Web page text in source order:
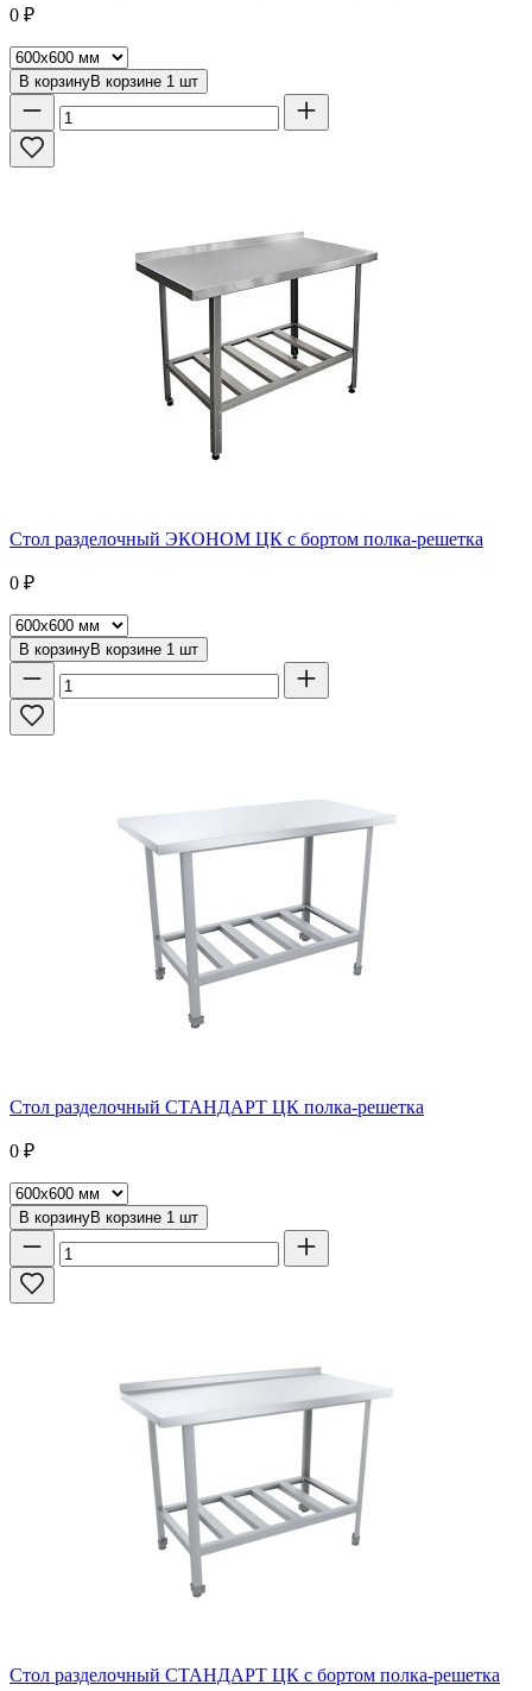
0 ₽
В корзинуВ корзине 1 шт
Стол разделочный ЭКОНОМ ЦК с бортом полка-решетка
0 ₽
В корзинуВ корзине 1 шт
Стол разделочный СТАНДАРТ ЦК полка-решетка
0 ₽
В корзинуВ корзине 1 шт
Стол разделочный СТАНДАРТ ЦК с бортом полка-решетка